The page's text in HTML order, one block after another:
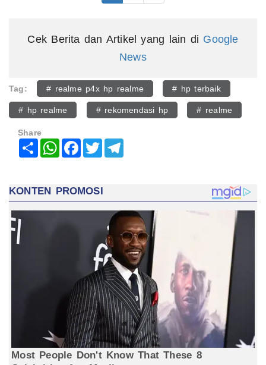
Cek Berita dan Artikel yang lain di Google
News
Tag: # realme p4x hp realme # hp terbaik
# hp realme # rekomendasi hp # realme
Share
Share WhatsAppFacebook
Twitter